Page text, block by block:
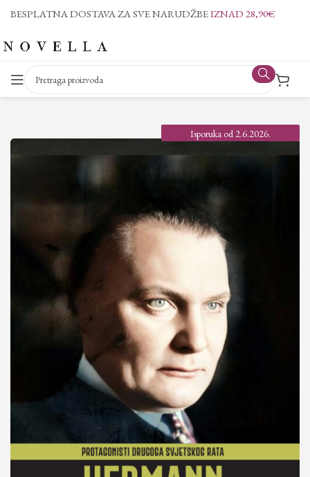
BESPLATNA DOSTAVA ZA SVE NARUDŽBEIZNAD 28,90€
Isporuka od 2.6.2026.